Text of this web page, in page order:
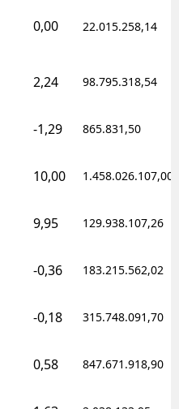
0,00 22.015.258,14
2,24 98.795.318,54
-1,29 865.831,50
10,00 1.458.026.107,00
9,95 129.938.107,26
-0,36 183.215.562,02
-0,18 315.748.091,70
0,58 847.671.918,90